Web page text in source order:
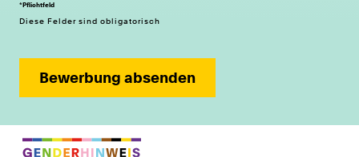
*Pflichtfeld
Diese Felder sind obligatorisch
Bewerbung absenden